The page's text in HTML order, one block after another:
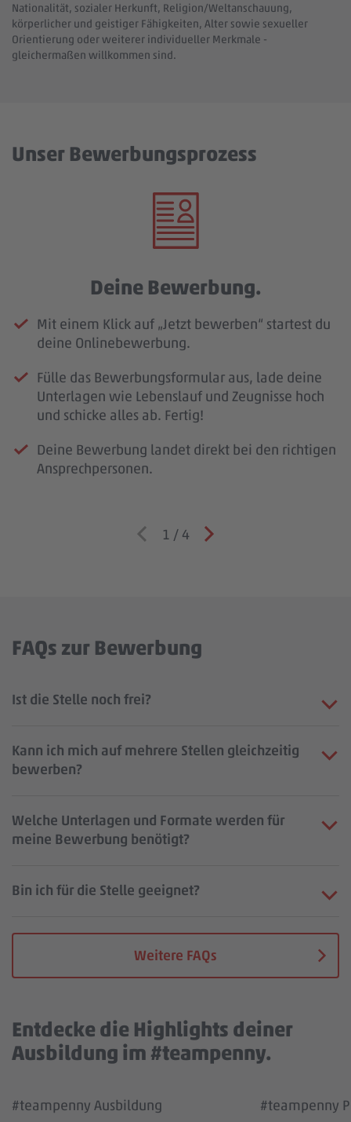
Nationalität, sozialer Herkunft, Religion/Weltanschauung,
körperlicher und geistiger Fähigkeiten, Alter sowie sexueller
Orientierung oder weiterer individueller Merkmale -
gleichermaßen willkommen sind.
Unser Bewerbungsprozess
Deine Bewerbung.
Mit einem Klick auf „Jetzt bewerben“ startest du
deine Onlinebewerbung.
Fülle das Bewerbungsformular aus, lade deine
Unterlagen wie Lebenslauf und Zeugnisse hoch
und schicke alles ab. Fertig!
Deine Bewerbung landet direkt bei den richtigen
Ansprechpersonen.
1 / 4
FAQs zur Bewerbung
Ist die Stelle noch frei?
Kann ich mich auf mehrere Stellen gleichzeitig
bewerben?
Welche Unterlagen und Formate werden für
meine Bewerbung benötigt?
Bin ich für die Stelle geeignet?
Weitere FAQs
Entdecke die Highlights deiner
Ausbildung im #teampenny.
Wir benötigen deine Zustimmung, um den
YouTube Video Service zu laden!
#teampenny Ausbildung
Wir
YouTube
#teampenny